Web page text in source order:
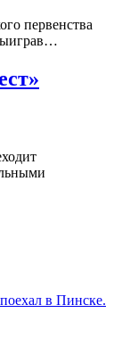
первенства
в Пинске.